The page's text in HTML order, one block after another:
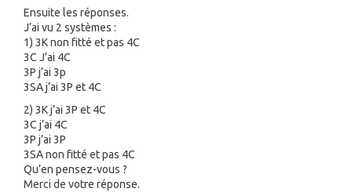
Ensuite les réponses.
J’ai vu 2 systèmes :
1) 3K non fitté et pas 4C
3C J’ai 4C
3P j’ai 3p
3SA j’ai 3P et 4C
2) 3K j’ai 3P et 4C
3C j’ai 4C
3P j’ai 3P
3SA non fitté et pas 4C
Qu’en pensez-vous ?
Merci de votre réponse.